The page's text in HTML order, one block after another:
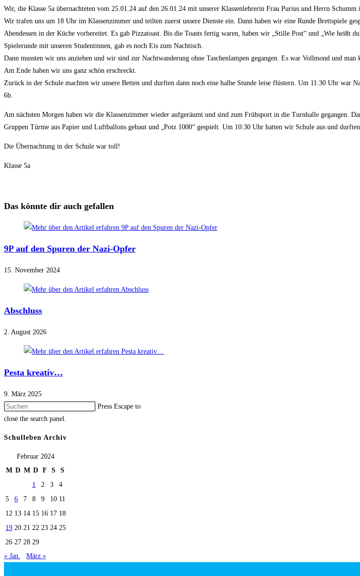
Wir, die Klasse 5a übernachteten vom 25.01.24 auf den 26.01.24 mit unserer Klassenlehrerin Frau Purius und Herrn Schumm
Wir trafen uns um 18 Uhr im Klassenzimmer und teilten zuerst unsere Dienste ein. Dann haben wir eine Runde Brettspiele
Abendessen in der Küche vorbereitet. Es gab Pizzatoast. Bis die Toasts fertig waren, haben wir „Stille Post“ und „Wie heißt
Spielerunde mit unseren Studentinnen, gab es noch Eis zum Nachtisch.
Dann mussten wir uns anziehen und wir sind zur Nachtwanderung ohne Taschenlampen gegangen. Es war Vollmond und
Am Ende haben wir uns ganz schön erschreckt.
Zurück in der Schule machten wir unsere Betten und durften dann noch eine halbe Stunde leise flüstern. Um 11:30 Uhr war
6b.
Am nächsten Morgen haben wir die Klassenzimmer wieder aufgeräumt und sind zum Frühsport in die Turnhalle gegangen.
Gruppen Türme aus Papier und Luftballons gebaut und „Potz 1000“ gespielt. Um 10:30 Uhr hatten wir Schule aus und durften
Die Übernachtung in der Schule war toll!
Klasse 5a
Das könnte dir auch gefallen
9P auf den Spuren der Nazi-Opfer
15. November 2024
Abschluss
2. August 2026
Pesta kreativ…
9. März 2025
Press Escape to
close the search panel.
Schulleben Archiv
Februar 2024
M D M D F S
S
1
2 3
4
5
6 7 8 9 10 11
12 13 14 15 16 17 18
19 20 21 22 23 24 25
26 27 28 29
« Jan.
März »